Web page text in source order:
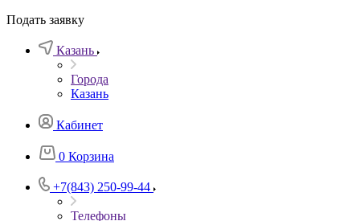
Подать заявку
Казань
Города
Казань
Кабинет
0 Корзина
+7(843) 250-99-44
Телефоны